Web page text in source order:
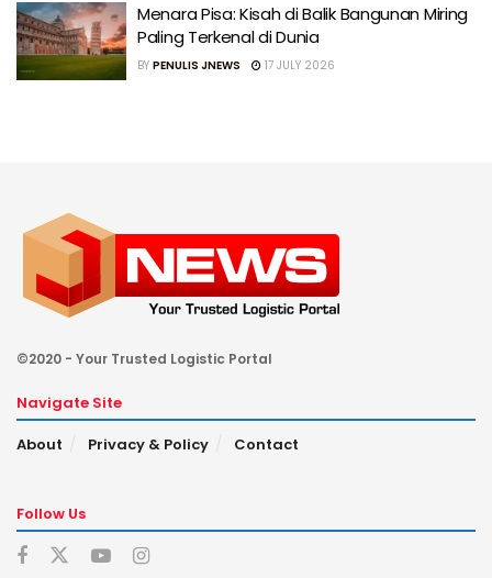
Menara Pisa: Kisah di Balik Bangunan Miring
Paling Terkenal di Dunia
BY PENULIS JNEWS 17 JULY 2026
©2020 - Your Trusted Logistic Portal
Navigate Site
About
Privacy & Policy Contact
Follow Us